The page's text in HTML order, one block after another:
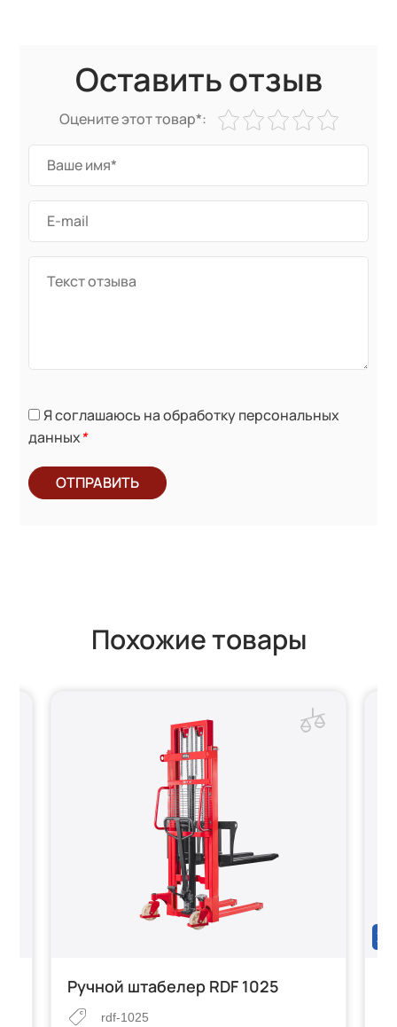
Оставить отзыв
Оцените этот товар*:
Я соглашаюсь на обработку персональных
данных*
ОТПРАВИТЬ
Похожие товары
Ручной штабелер RDF 1025
rdf-1025